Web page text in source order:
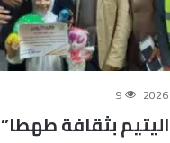
9
بثقافة طهطا”